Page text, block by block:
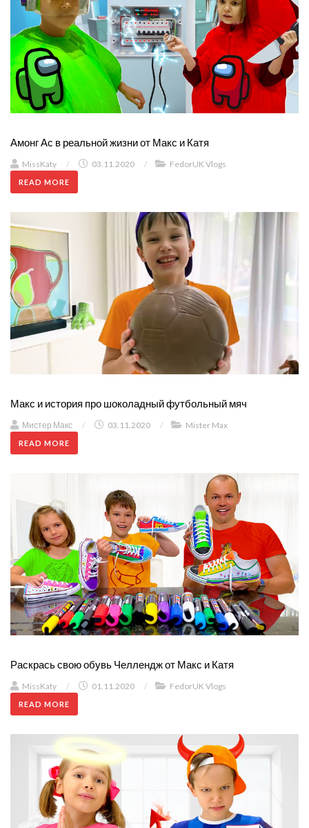
Амонг Ас в реальной жизни от Макс и Катя
MissKaty / 03.11.2020 / FedorUK Vlogs
READ MORE
Макс и история про шоколадный футбольный мяч
Мистер Макс / 03.11.2020 / Mister Max
READ MORE
Раскрась свою обувь Челлендж от Макс и Катя
MissKaty / 01.11.2020 / FedorUK Vlogs
READ MORE